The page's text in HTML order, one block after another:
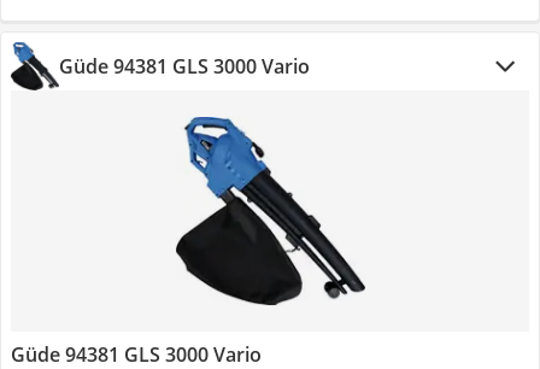
Güde 94381 GLS 3000 Vario
Güde 94381 GLS 3000 Vario